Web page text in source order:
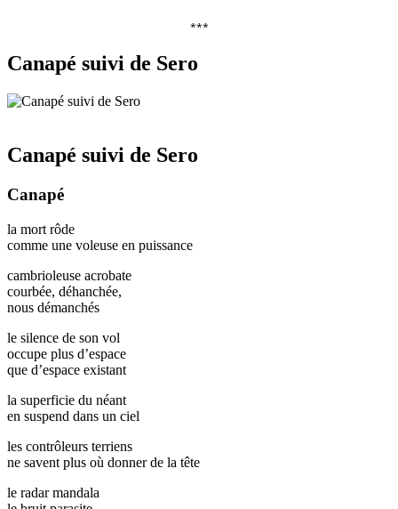
***
Canapé suivi de Sero
Canapé suivi de Sero
Canapé
la mort rôde
comme une voleuse en puissance
cambrioleuse acrobate
courbée, déhanchée,
nous démanchés
le silence de son vol
occupe plus d’espace
que d’espace existant
la superficie du néant
en suspend dans un ciel
les contrôleurs terriens
ne savent plus où donner de la tête
le radar mandala